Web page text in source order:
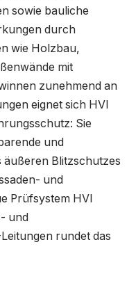
sowie bauliche
durch
wie Holzbau,
mit
zunehmend an
eignet sich HVI
Sie
und
äußeren Blitzschutzes
und
Prüfsystem HVI
und
rundet das